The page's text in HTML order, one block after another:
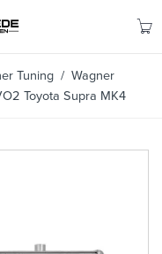
Tuning / Wagner
Toyota Supra MK4